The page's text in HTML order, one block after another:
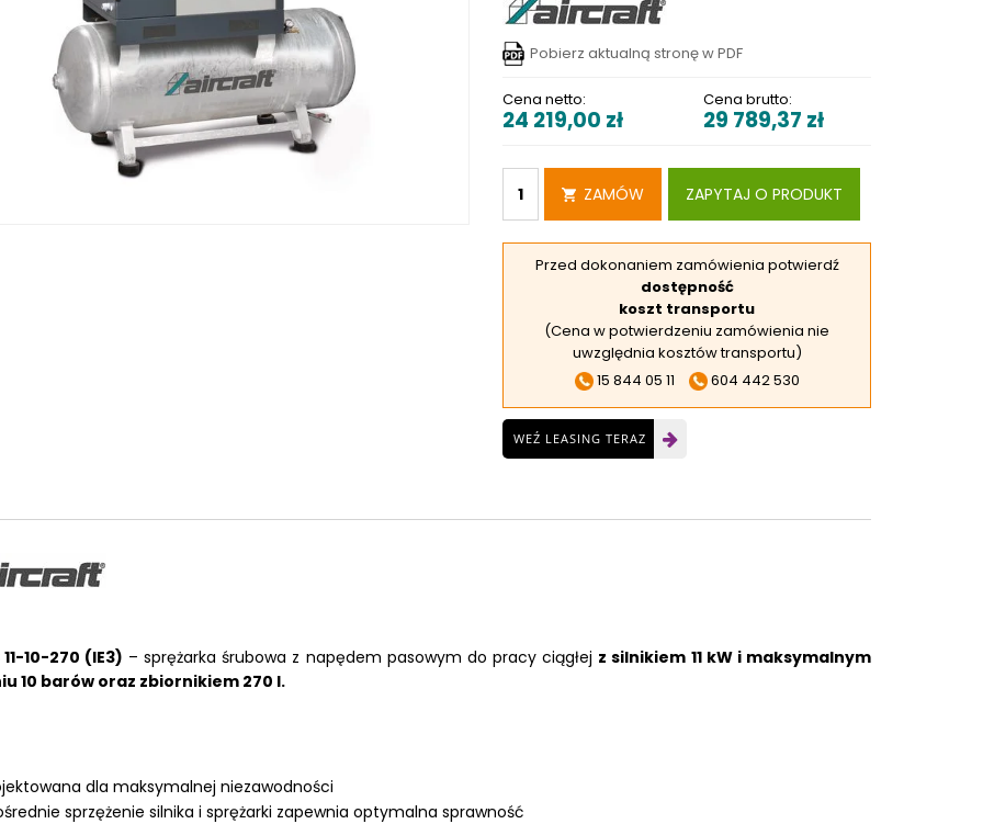
I URZĄDZENIA
WARSZTATOWE UNICRAFT
UNICRAFT
ZABEZPIECZAJĄCE UNICRAFT
UNICRAFT
STOŁY SZLIFIERSKIE
SZLIFIERKI DO ELEKTROD
WYPOSAŻENIE DODATKOWE
Pobierz aktualną stronę w PDF
Cena netto:
24 219,00 zł
Cena brutto:
29 789,37 zł
ZAMÓW ZAPYTAJ O PRODUKT
Przed dokonaniem zamówienia potwierdź
dostępność
koszt transportu
(Cena w potwierdzeniu zamówienia nie
uwzględnia kosztów transportu)
15 844 05 11
604 442 530
WEŹ LEASING TERAZ
11-10-270 (IE3) – sprężarka śrubowa z napędem pasowym do pracy ciągłej z silnikiem 11 kW i maksymalnym
10 barów oraz zbiornikiem 270 l.
dla maksymalnej niezawodności
sprzężenie silnika i sprężarki zapewnia optymalna sprawność